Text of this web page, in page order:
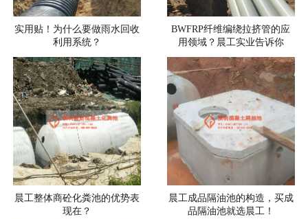
实用贴！为什么要做雨水回收
利用系统？
BWFRP纤维编绕拉挤管的应
用领域？晨工实业告诉你
晨工整体商砼化粪池的优势表
现在？
晨工成品隔油池的构造，买成
品隔油池就选晨工！